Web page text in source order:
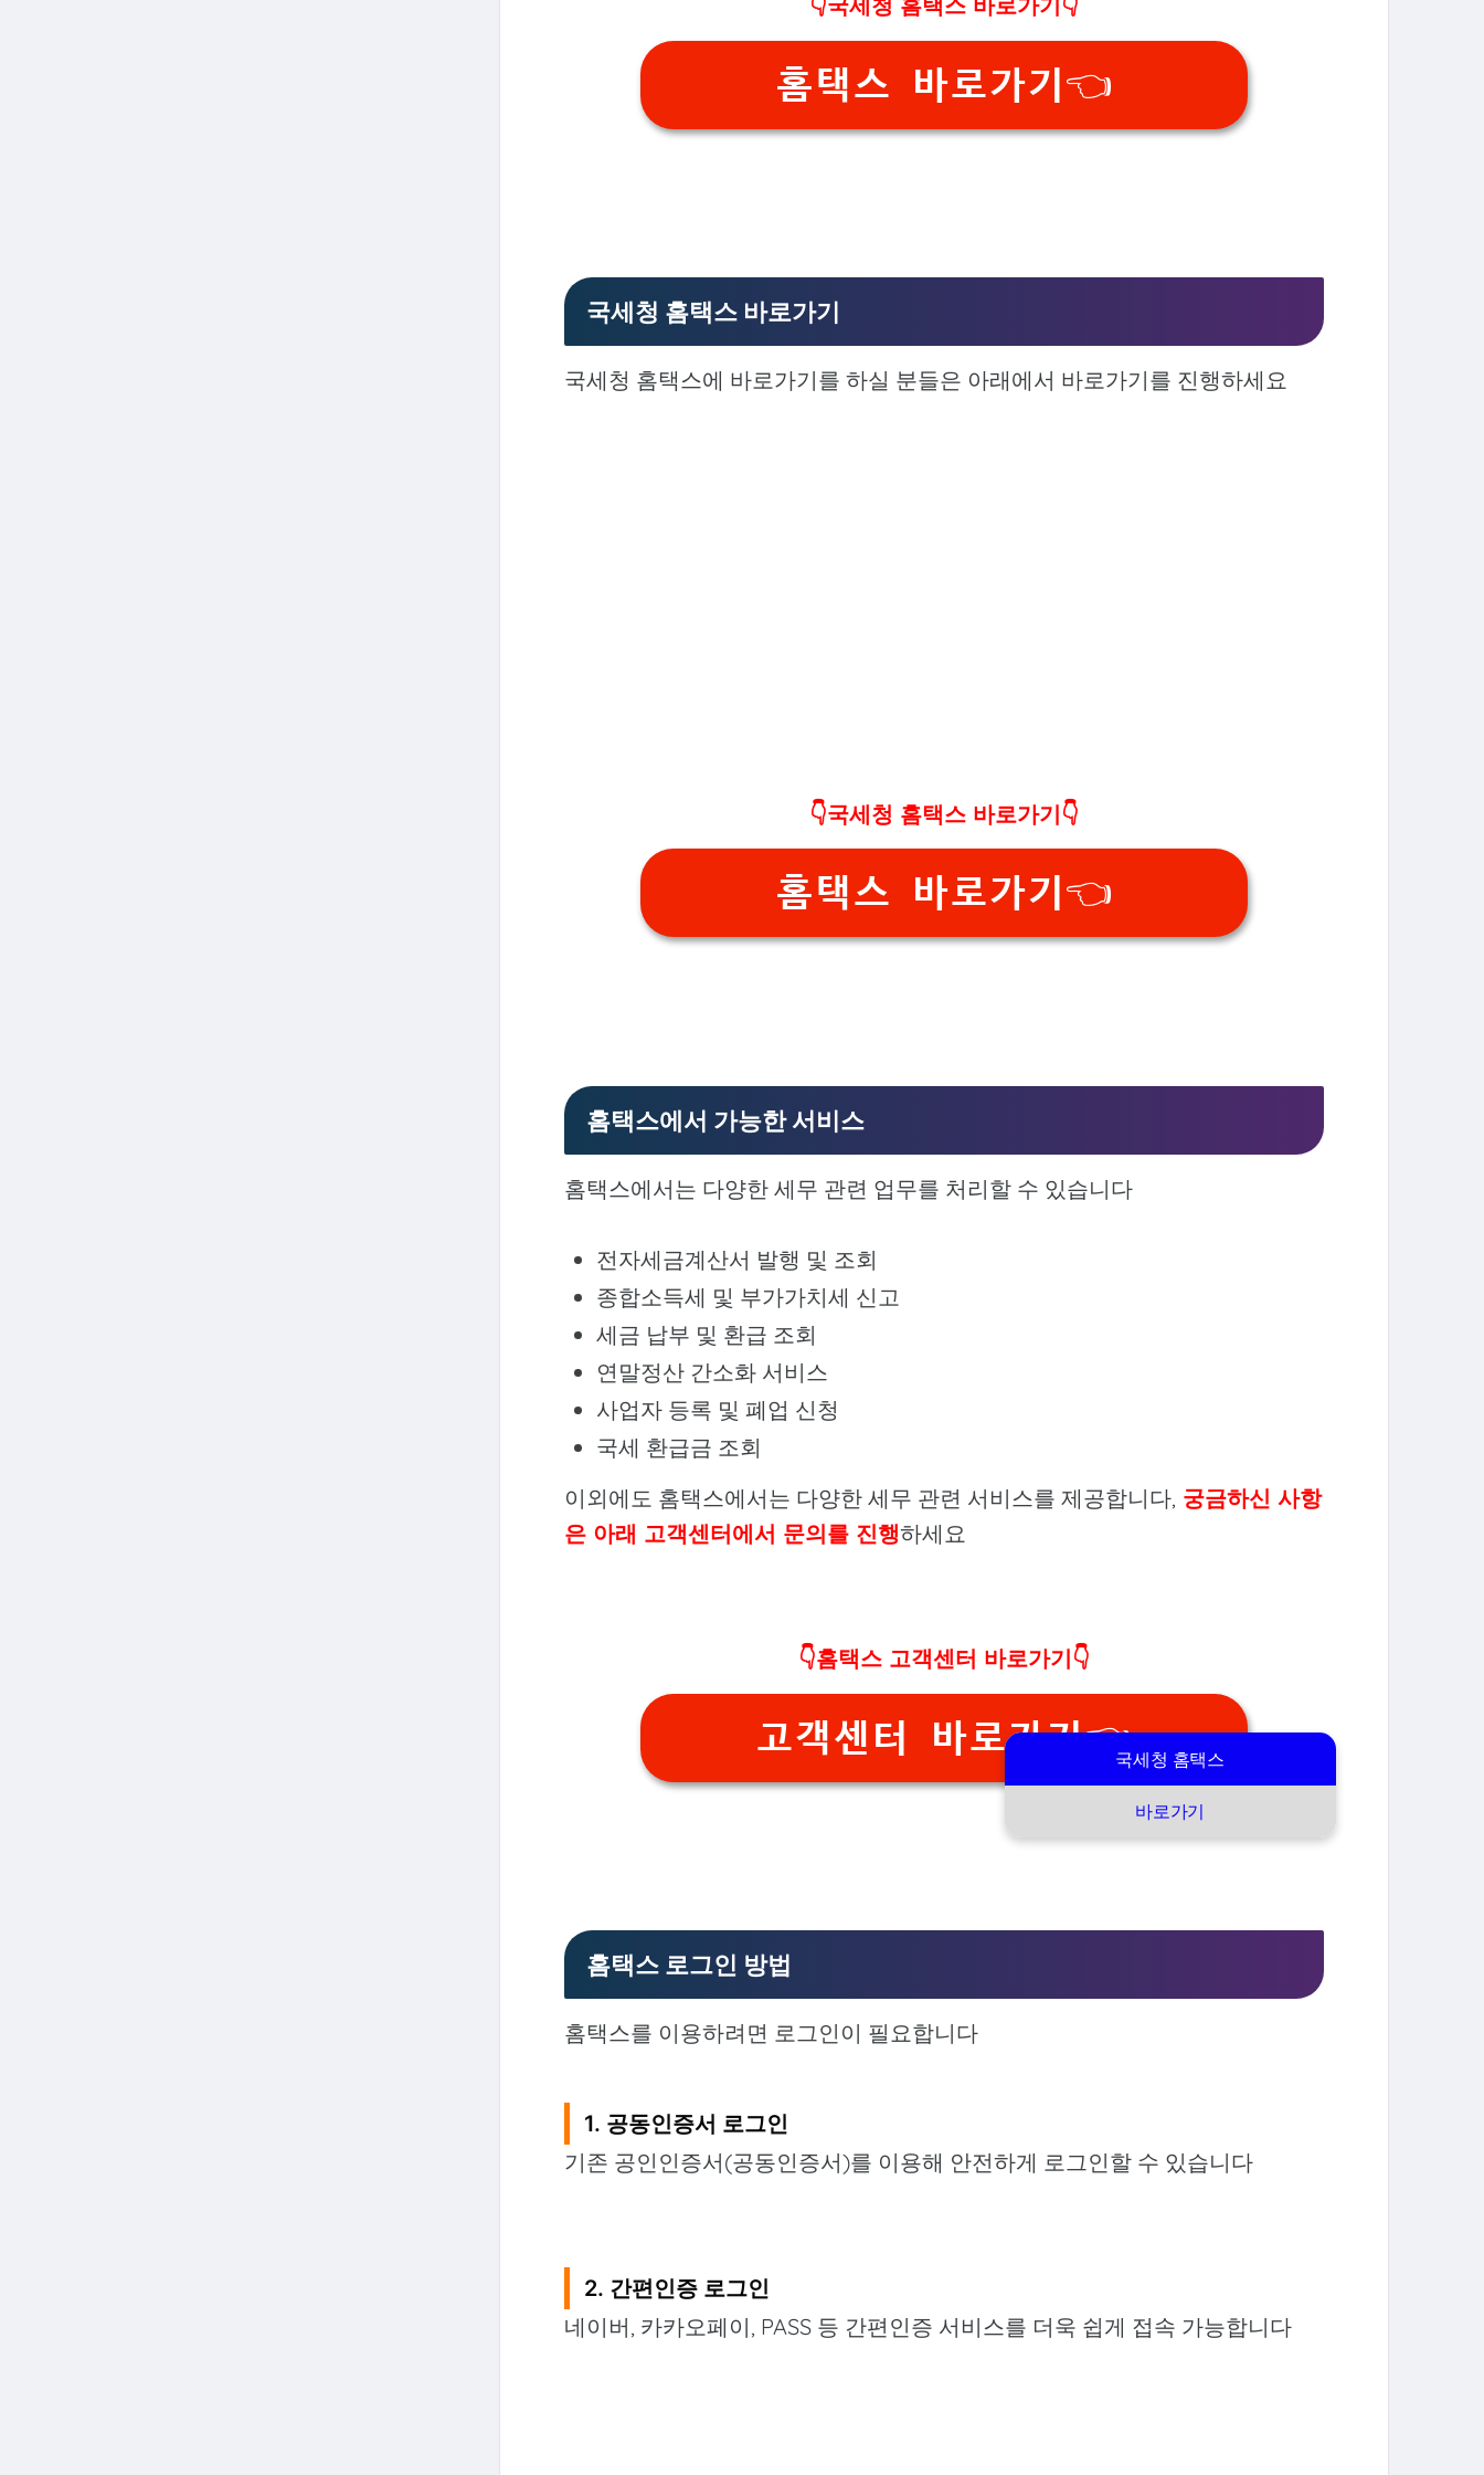
홈택스 바로가기👈
국세청 홈택스 바로가기
국세청 홈택스에 바로가기를 하실 분들은 아래에서 바로가기를 진행하세요
👇국세청 홈택스 바로가기👇
홈택스 바로가기👈
홈택스에서 가능한 서비스
홈택스에서는 다양한 세무 관련 업무를 처리할 수 있습니다
전자세금계산서 발행 및 조회
종합소득세 및 부가가치세 신고
세금 납부 및 환급 조회
연말정산 간소화 서비스
사업자 등록 및 폐업 신청
국세 환급금 조회
이외에도 홈택스에서는 다양한 세무 관련 서비스를 제공합니다, 궁금하신 사항
은 아래 고객센터에서 문의를 진행하세요
👇홈택스 고객센터 바로가기👇
고객센터 바로가기👈
홈택스 로그인 방법
홈택스를 이용하려면 로그인이 필요합니다
1. 공동인증서 로그인
기존 공인인증서(공동인증서)를 이용해 안전하게 로그인할 수 있습니다
2. 간편인증 로그인
네이버, 카카오페이, PASS 등 간편인증 서비스를 더욱 쉽게 접속 가능합니다
국세청 홈택스
바로가기